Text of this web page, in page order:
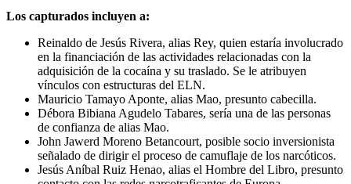
Los capturados incluyen a:
Reinaldo de Jesús Rivera, alias Rey, quien estaría involucrado
en la financiación de las actividades relacionadas con la
adquisición de la cocaína y su traslado. Se le atribuyen
vínculos con estructuras del ELN.
Mauricio Tamayo Aponte, alias Mao, presunto cabecilla.
Débora Bibiana Agudelo Tabares, sería una de las personas
de confianza de alias Mao.
John Jawerd Moreno Betancourt, posible socio inversionista
señalado de dirigir el proceso de camuflaje de los narcóticos.
Jesús Aníbal Ruiz Henao, alias el Hombre del Libro, presunto